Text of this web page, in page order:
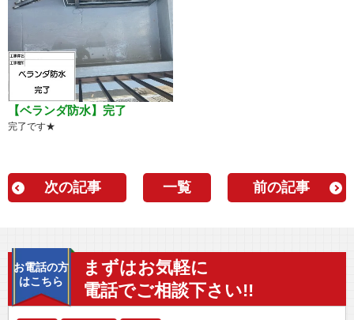
【ベランダ防水】完了
完了です★
次の記事 一覧 前の記事
お電話の方
はこちら
まずはお気軽に
電話でご相談下さい!!